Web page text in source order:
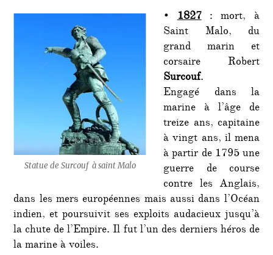
Statue de Surcouf à saint Malo
•1827 : mort, à
Saint Malo, du
grand marin et
corsaire Robert
Surcouf.
Engagé dans la
marine à l’âge de
treize ans, capitaine
à vingt ans, il mena
à partir de 1795 une
guerre de course
contre les Anglais,
dans les mers européennes mais aussi dans l’Océan
indien, et poursuivit ses exploits audacieux jusqu’à
la chute de l’Empire. Il fut l’un des derniers héros de
la marine à voiles.